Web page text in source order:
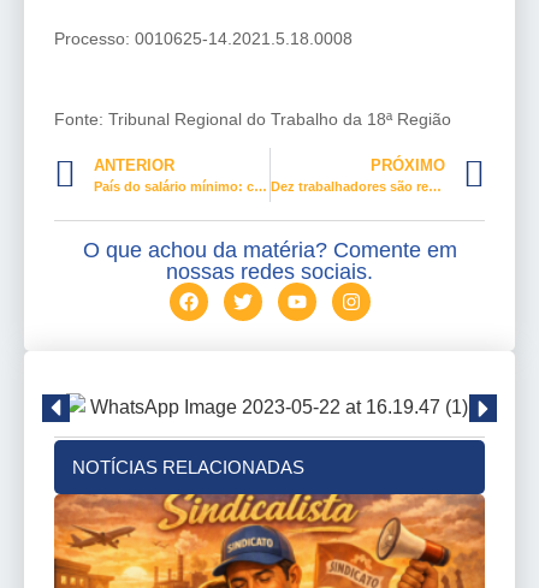
Processo: 0010625-14.2021.5.18.0008
Fonte: Tribunal Regional do Trabalho da 18ª Região
ANTERIOR
País do salário mínimo: chega a 38% parcela dos trabalhadores que ganham o piso
PRÓXIMO
Dez trabalhadores são resgatados em situação análoga à escravidão em carvoaria, em Jequitaí
O que achou da matéria? Comente em
nossas redes sociais.
NOTÍCIAS RELACIONADAS